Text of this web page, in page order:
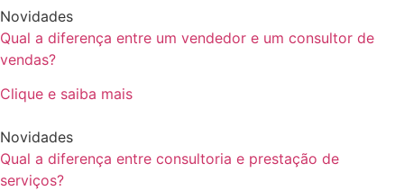
Novidades
Qual a diferença entre um vendedor e um consultor de
vendas?
Clique e saiba mais
Novidades
Qual a diferença entre consultoria e prestação de
serviços?